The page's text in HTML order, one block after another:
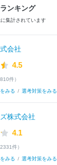
ンキング
集計されています
会社
4.5
810件）
みる / 選考対策をみる
株式会社
4.1
2331件）
みる / 選考対策をみる